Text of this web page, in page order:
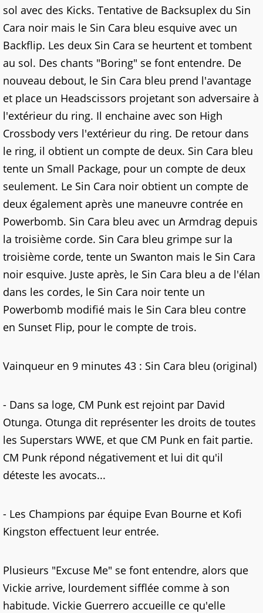
sol avec des Kicks. Tentative de Backsuplex du Sin
Cara noir mais le Sin Cara bleu esquive avec un
Backflip. Les deux Sin Cara se heurtent et tombent
au sol. Des chants "Boring" se font entendre. De
nouveau debout, le Sin Cara bleu prend l'avantage
et place un Headscissors projetant son adversaire à
l'extérieur du ring. Il enchaine avec son High
Crossbody vers l'extérieur du ring. De retour dans
le ring, il obtient un compte de deux. Sin Cara bleu
tente un Small Package, pour un compte de deux
seulement. Le Sin Cara noir obtient un compte de
deux également après une maneuvre contrée en
Powerbomb. Sin Cara bleu avec un Armdrag depuis
la troisième corde. Sin Cara bleu grimpe sur la
troisième corde, tente un Swanton mais le Sin Cara
noir esquive. Juste après, le Sin Cara bleu a de l'élan
dans les cordes, le Sin Cara noir tente un
Powerbomb modifié mais le Sin Cara bleu contre
en Sunset Flip, pour le compte de trois.
Vainqueur en 9 minutes 43 : Sin Cara bleu (original)
- Dans sa loge, CM Punk est rejoint par David
Otunga. Otunga dit représenter les droits de toutes
les Superstars WWE, et que CM Punk en fait partie.
CM Punk répond négativement et lui dit qu'il
déteste les avocats...
- Les Champions par équipe Evan Bourne et Kofi
Kingston effectuent leur entrée.
Plusieurs "Excuse Me" se font entendre, alors que
Vickie arrive, lourdement sifflée comme à son
habitude. Vickie Guerrero accueille ce qu'elle